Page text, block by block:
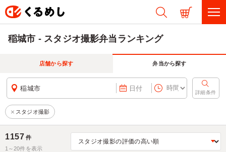
稲城市 - スタジオ撮影弁当ランキング
店舗から探す 弁当から探す
稲城市 日付
詳細条件
スタジオ撮影
1157 件
1～20件を表示